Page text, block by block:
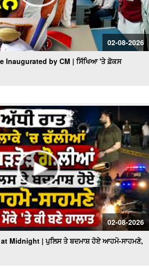
02-08-2026
Inaugurated by CM | ਸਿੱਖਿਆ 'ਤੇ ਫ਼ੋਕਸ
02-08-2026
Midnight | ਪੁਲਿਸ ਤੇ ਬਦਮਾਸ਼ ਹੋਏ ਆਹਮੋ-ਸਾਹਮਣੇ,